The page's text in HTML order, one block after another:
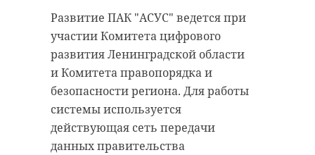
Развитие ПАК "АСУС" ведется при
участии Комитета цифрового
развития Ленинградской области
и Комитета правопорядка и
безопасности региона. Для работы
системы используется
действующая сеть передачи
данных правительства